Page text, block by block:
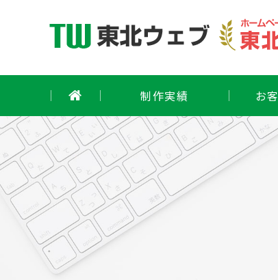
制作実績 お